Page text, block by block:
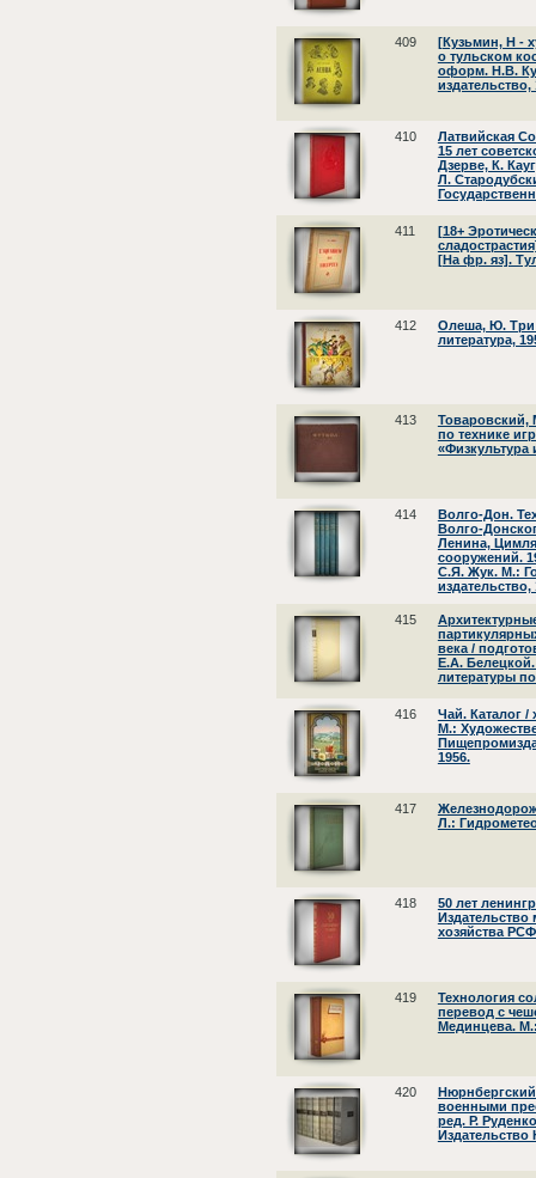
409
[Кузьмин, Н -
о тульском
оформ. Н.В.
издательство,
410
Латвийская
15 лет
Дзерве, К.
Л.
411
[18+
[На фр. яз].
412
Олеша, Ю. Три
литература,
413
Товаровский,
по технике
«Физкультура
414
Волго-Дон.
Волго-
Ленина,
сооружений.
С.Я. Жук. М.:
издательство,
415
века /
Е.А.
литературы по
416
Чай. Каталог
М.:
1956.
417
Л.:
418
50 лет
хозяйства
419
Технология
перевод с
Мединцева.
420
военными
ред. Р.